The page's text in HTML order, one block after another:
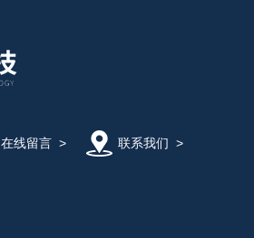
在线留言> 联系我们 >